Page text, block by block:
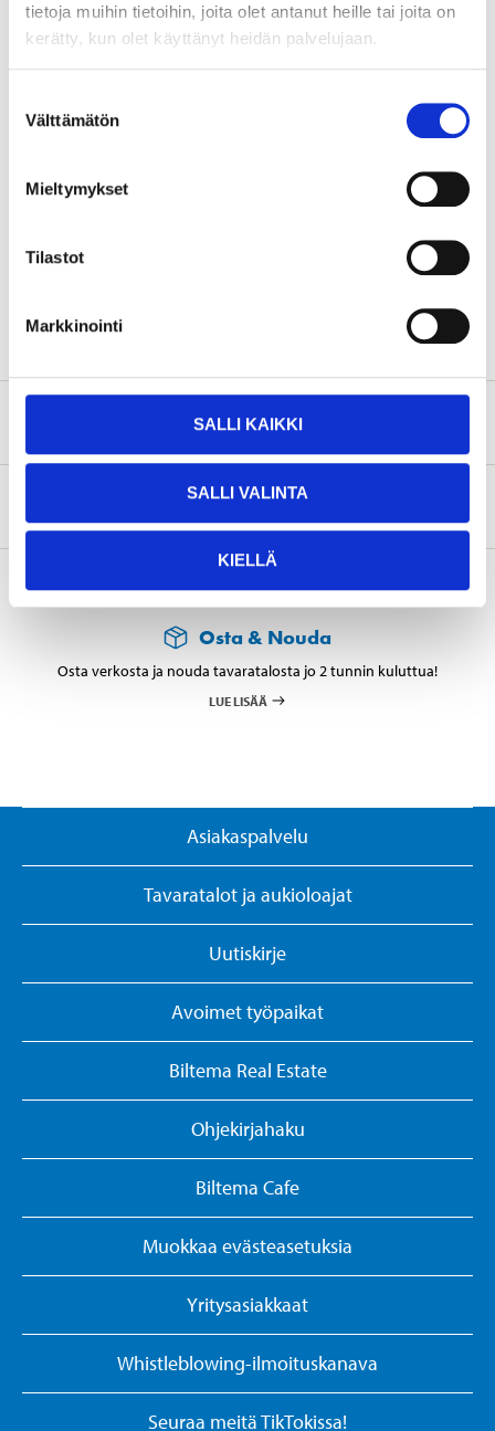
tietoja muihin tietoihin, joita olet antanut heille tai joita on
kerätty, kun olet käyttänyt heidän palvelujaan.
valinta
Välttämätön
Mieltymykset
Tilastot
Markkinointi
SALLI KAIKKI
SALLI VALINTA
KIELLÄ
Valkoinen
Vaara
Ärsyttää ihoa.
Vaurioittaa vakavasti silmiä.
Saattaa aiheuttaa hengitysteiden ärsytystä.
Turvallisuustiedot ja muut asiakirjat
Tietoa valmistajasta
Osta & Nouda
Osta verkosta ja nouda tavaratalosta jo 2 tunnin kuluttua!
LUE LISÄÄ
Asiakaspalvelu
Tavaratalot ja aukioloajat
Uutiskirje
Avoimet työpaikat
Biltema Real Estate
Ohjekirjahaku
Biltema Cafe
Muokkaa evästeasetuksia
Yritysasiakkaat
Whistleblowing-ilmoituskanava
Seuraa meitä TikTokissa!